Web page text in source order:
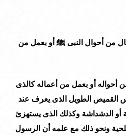
من أحوال النبى ﷺ أو بعمل من
أو بعمل من أعماله كالذى
القميص الطويل الذى يعرف عند
أو الدشداشة وكذلك الذى يستهزئ
ونحو ذلك مع علمه أن الرسول